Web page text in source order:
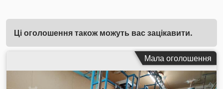
Ці оголошення також можуть вас зацікавити.
Мала оголошення